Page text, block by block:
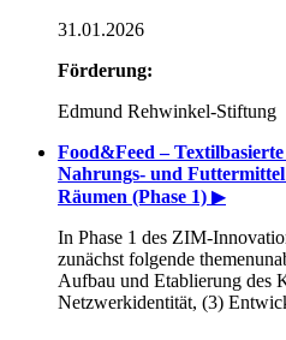
31.01.2026
Förderung:
Edmund Rehwinkel-Stiftung
Food&Feed –
Nahrungs- und
Räumen (Phase 1) ▶
In Phase 1 des ZIM-
zunächst folgende
Aufbau und Etablierung des
Netzwerkidentität, (3)